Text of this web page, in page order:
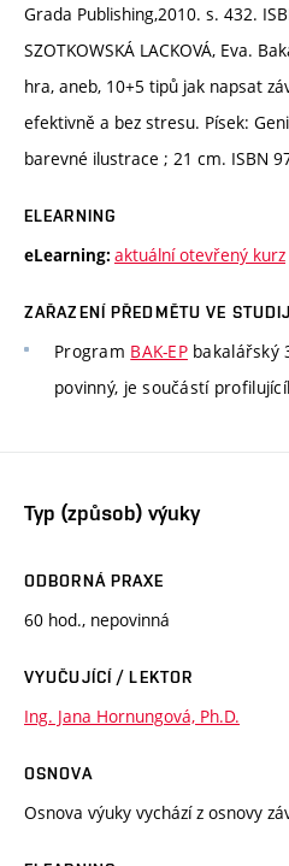
Grada Publishing,2010. s. 432.
SZOTKOWSKÁ LACKOVÁ, Eva.
hra, aneb, 10+5 tipů jak napsat
efektivně a bez stresu. Písek:
barevné ilustrace ; 21 cm. ISBN
ELEARNING
eLearning: aktuální otevřený kurz
ZAŘAZENÍ PŘEDMĚTU VE
Program BAK-EPbakalářský
povinný, je součástí
Typ (způsob) výuky
ODBORNÁ PRAXE
60 hod., nepovinná
VYUČUJÍCÍ / LEKTOR
Ing. Jana Hornungová, Ph.D.
OSNOVA
Osnova výuky vychází z osnovy